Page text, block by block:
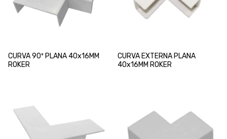
CURVA 90º PLANA 40x16MM
ROKER
CURVA EXTERNA PLANA
40x16MM ROKER